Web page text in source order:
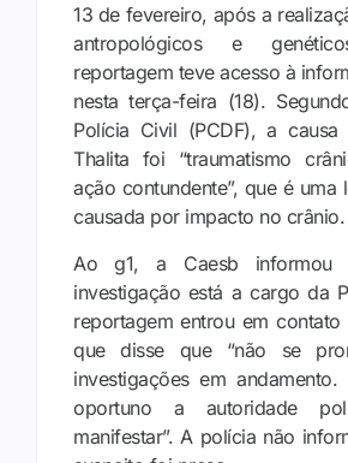
13 de fevereiro, após a
antropológicos e
reportagem teve acesso à
nesta terça-feira (18).
Polícia Civil (PCDF), a
Thalita foi “traumatismo
ação contundente”, que é uma
causada por impacto no crânio.
Ao g1, a Caesb
investigação está a cargo da
reportagem entrou em contato
que disse que “não se
investigações em
oportuno a autoridade
manifestar”. A polícia não